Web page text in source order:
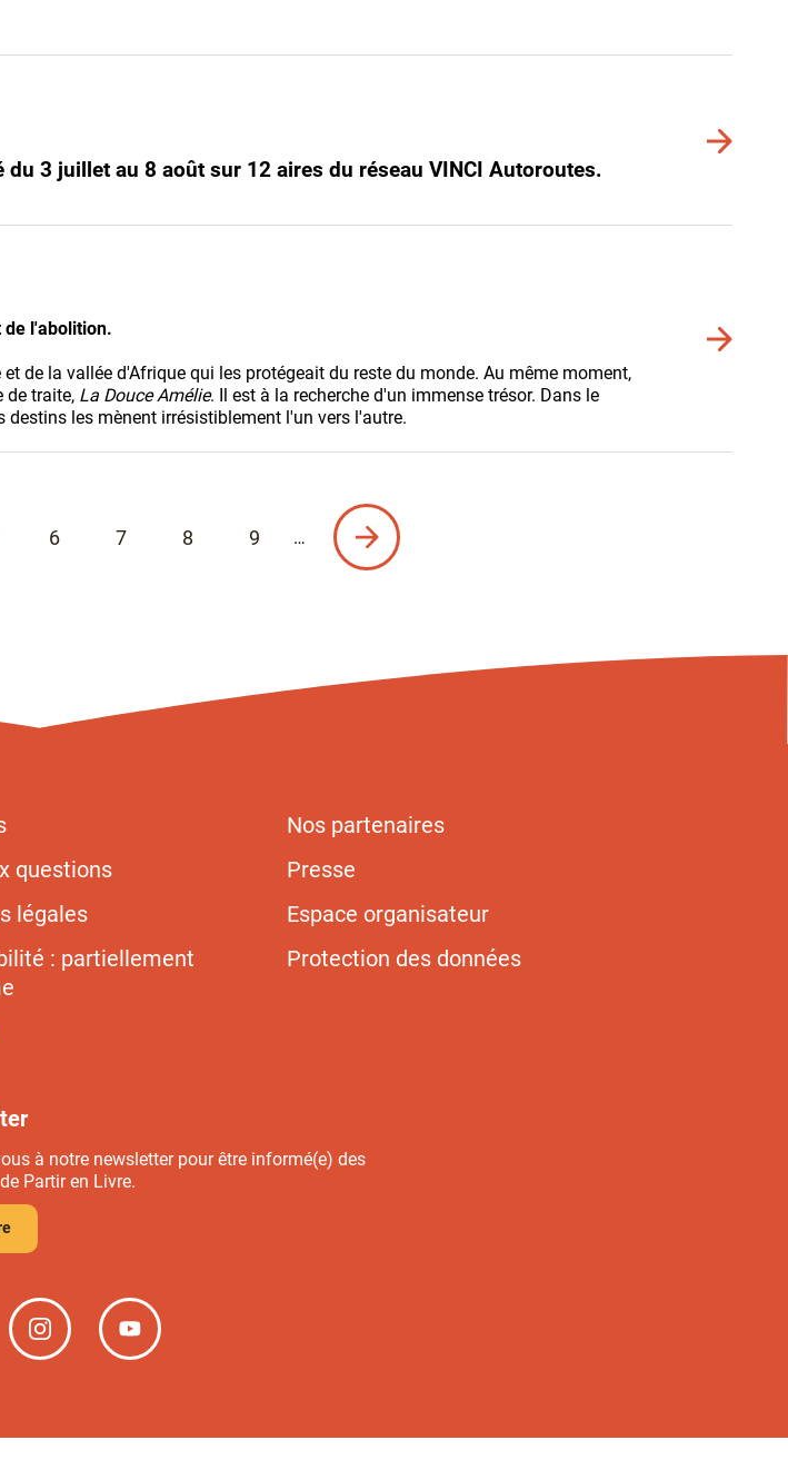
du 3 juillet au 8 août sur 12 aires du réseau VINCI Autoroutes.
Voir
plus
de l'abolition.
de la vallée d'Afrique qui les protégeait du reste du monde. Au même moment,
de traite, La Douce Amélie. Il est à la recherche d'un immense trésor. Dans le
destins les mènent irrésistiblement l'un vers l'autre.
Voir
plus
Page
6 Page
7 Page
8 Page
9 …
Page
suivante
Nos partenaires
questions
Presse
légales
Espace organisateur
: partiellement
Protection des données
à notre newsletter pour être informé(e) des
Partir en Livre.
Partir
en
Partir
en